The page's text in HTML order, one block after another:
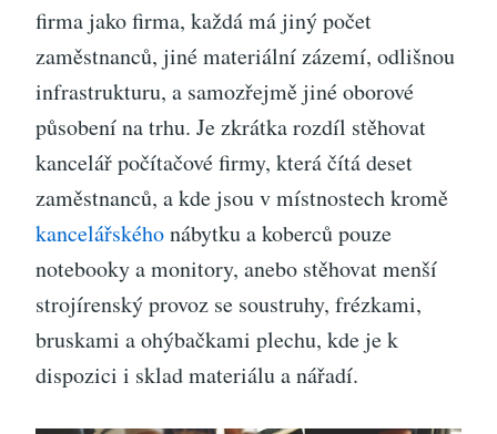
firma jako firma, každá má jiný počet
zaměstnanců, jiné materiální zázemí, odlišnou
infrastrukturu, a samozřejmě jiné oborové
působení na trhu. Je zkrátka rozdíl stěhovat
kancelář počítačové firmy, která čítá deset
zaměstnanců, a kde jsou v místnostech kromě
kancelářskéhonábytku a koberců pouze
notebooky a monitory, anebo stěhovat menší
strojírenský provoz se soustruhy, frézkami,
bruskami a ohýbačkami plechu, kde je k
dispozici i sklad materiálu a nářadí.